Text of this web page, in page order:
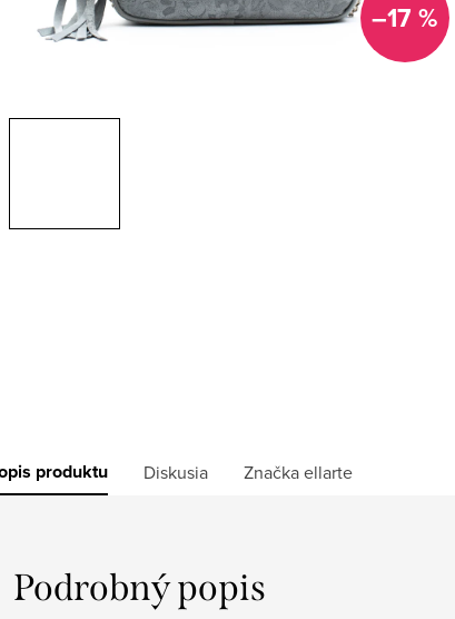
–17 %
produktu Diskusia Značkaellarte
Podrobný popis